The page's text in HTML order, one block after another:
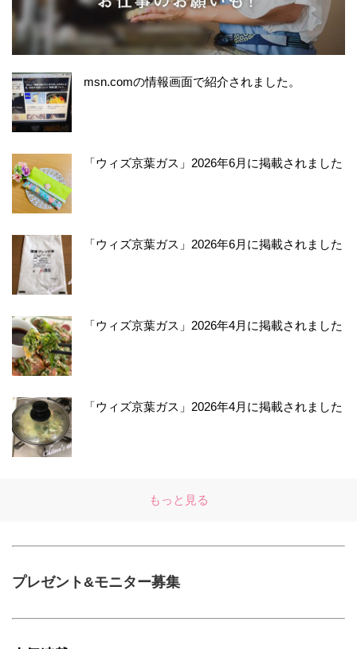
msn.comの情報画面で紹介されました。
「ウィズ京葉ガス」2026年6月に掲載されました
「ウィズ京葉ガス」2026年6月に掲載されました
「ウィズ京葉ガス」2026年4月に掲載されました
「ウィズ京葉ガス」2026年4月に掲載されました
もっと見る
プレゼント&モニター募集